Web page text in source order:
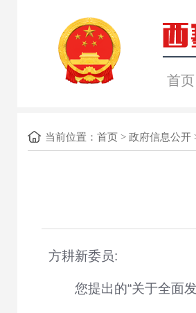
首页
当前位置： 首页> 政府信息公开
方耕新委员:
您提出的“关于全面